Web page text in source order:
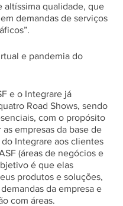
altíssima qualidade, que
demandas de serviços
e pandemia do
e o Integrare já
Road Shows, sendo
com o propósito
empresas da base de
Integrare aos clientes
(áreas de negócios e
é que elas
produtos e soluções,
da empresa e
com áreas.